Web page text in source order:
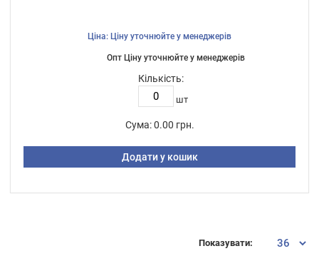
Ціна: Ціну уточнюйте у менеджерів
Опт Ціну уточнюйте у менеджерів
Кількість:
шт
Сума: 0.00 грн.
Додати у кошик
Показувати: